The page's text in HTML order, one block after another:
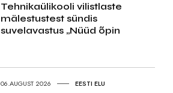
Tehnikaülikooli vilistlaste
mälestustest sündis
suvelavastus „Nüüd õpin
06.AUGUST 2026 EESTI ELU